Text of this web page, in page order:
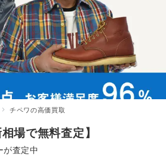
チペワの高価買取
場で無料査定】
が査定中